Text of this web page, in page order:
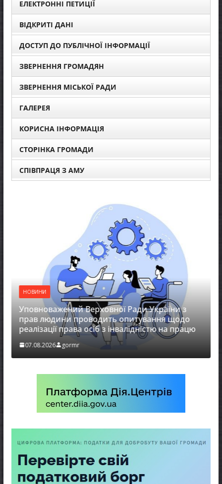
ЕЛЕКТРОННІ ПЕТИЦІЇ
ВІДКРИТІ ДАНІ
ДОСТУП ДО ПУБЛІЧНОЇ ІНФОРМАЦІЇ
ЗВЕРНЕННЯ ГРОМАДЯН
ЗВЕРНЕННЯ МІСЬКОЇ РАДИ
ГАЛЕРЕЯ
КОРИСНА ІНФОРМАЦІЯ
СТОРІНКА ГРОМАДИ
СПІВПРАЦЯ З АМУ
Верховної Ради України з
людини проводить опитування щодо
права осіб з інвалідністю на працю
gormr